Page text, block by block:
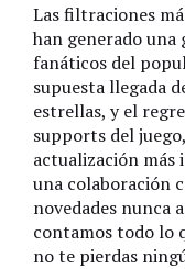
Las filtraciones
han generado
fanáticos del
supuesta llegada
estrellas, y el
supports del
actualización más
una colaboración
novedades nunca
contamos todo lo
no te pierdas